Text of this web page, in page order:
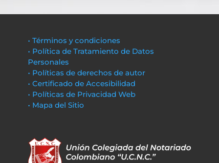
• Términos y condiciones
• Política de Tratamiento de Datos
Personales
• Políticas de derechos de autor
• Certificado de Accesibilidad
• Políticas de Privacidad Web
• Mapa del Sitio